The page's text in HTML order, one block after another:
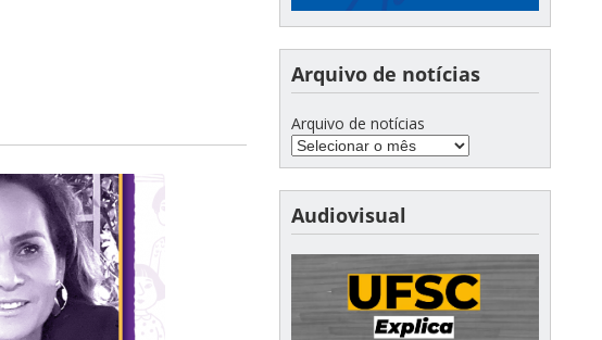
Arquivo de notícias
Arquivo de notícias
Audiovisual